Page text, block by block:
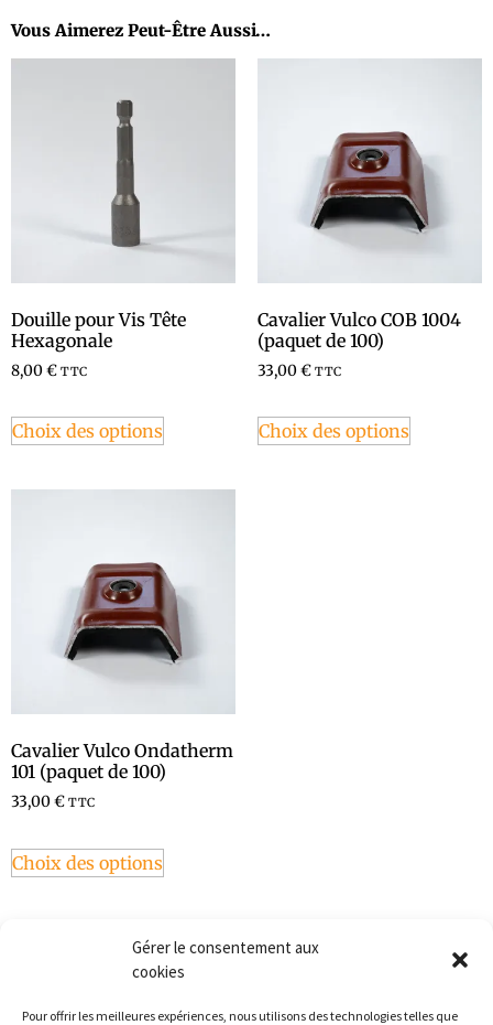
Gérer le consentement aux
cookies
Pour offrir les meilleures expériences, nous utilisons des technologies telles que
Vous Aimerez Peut-Être Aussi…
Douille pour Vis Tête
Hexagonale
8,00€ TTC
Choix des options
Cavalier Vulco COB 1004
(paquet de 100)
33,00€ TTC
Choix des options
Cavalier Vulco Ondatherm
101 (paquet de 100)
33,00€ TTC
Choix des options